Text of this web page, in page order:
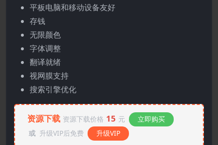
平板电脑和移动设备友好
存钱
无限颜色
字体调整
翻译就绪
视网膜支持
搜索引擎优化
资源下载 资源下载价格 15 元
立即购买
或 升级VIP后免费 升级VIP